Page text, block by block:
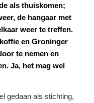
als thuiskomen;
de hangaar met
weer te treffen.
en Groninger
te nemen en
Ja, het mag wel
gedaan als stichting,